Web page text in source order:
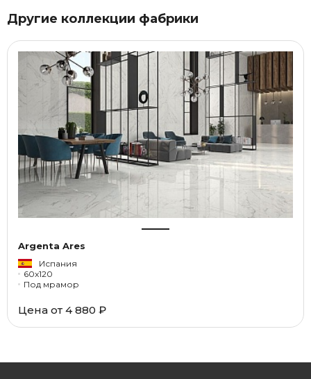
Другие коллекции фабрики
Argenta Ares
Испания
60x120
Под мрамор
Цена от 4 880 ₽